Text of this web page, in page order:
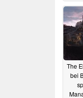
The
bei